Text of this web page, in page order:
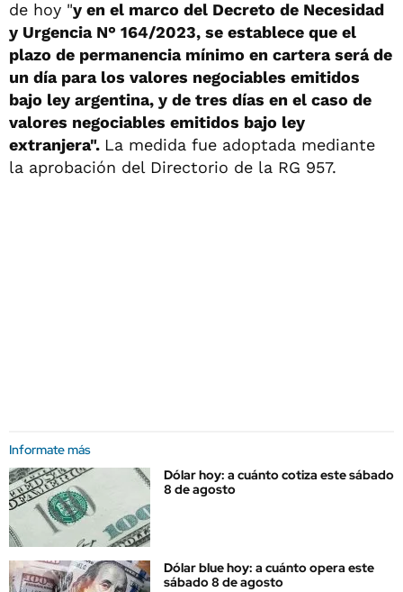
de hoy "y en el marco del Decreto de Necesidad
y Urgencia N° 164/2023, se establece que el
plazo de permanencia mínimo en cartera será de
un día para los valores negociables emitidos
bajo ley argentina, y de tres días en el caso de
valores negociables emitidos bajo ley
extranjera". La medida fue adoptada mediante
la aprobación del Directorio de la RG 957.
Informate más
Dólar hoy: a cuánto cotiza este sábado
8 de agosto
Dólar blue hoy: a cuánto opera este
sábado 8 de agosto